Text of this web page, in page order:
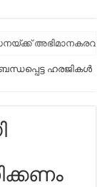
ഹരജികള്‍